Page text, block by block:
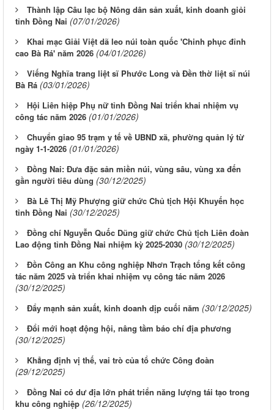
Thành lập Câu lạc bộ Nông dân sản xuất, kinh doanh giỏi
tỉnh Đồng Nai (07/01/2026)
Khai mạc Giải Việt dã leo núi toàn quốc 'Chinh phục đỉnh
cao Bà Rá' năm 2026 (04/01/2026)
Viếng Nghĩa trang liệt sĩ Phước Long và Đền thờ liệt sĩ núi
Bà Rá (03/01/2026)
Hội Liên hiệp Phụ nữ tỉnh Đồng Nai triển khai nhiệm vụ
công tác năm 2026 (01/01/2026)
Chuyển giao 95 trạm y tế về UBND xã, phường quản lý từ
ngày 1-1-2026 (01/01/2026)
Đồng Nai: Đưa đặc sản miền núi, vùng sâu, vùng xa đến
gần người tiêu dùng (30/12/2025)
Bà Lê Thị Mỹ Phượng giữ chức Chủ tịch Hội Khuyến học
tỉnh Đồng Nai (30/12/2025)
Đồng chí Nguyễn Quốc Dũng giữ chức Chủ tịch Liên đoàn
Lao động tỉnh Đồng Nai nhiệm kỳ 2025-2030 (30/12/2025)
Đồn Công an Khu công nghiệp Nhơn Trạch tổng kết công
tác năm 2025 và triển khai nhiệm vụ công tác năm 2026
(30/12/2025)
Đẩy mạnh sản xuất, kinh doanh dịp cuối năm (30/12/2025)
Đổi mới hoạt động hội, nâng tầm báo chí địa phương
(30/12/2025)
Khẳng định vị thế, vai trò của tổ chức Công đoàn
(29/12/2025)
Đồng Nai có dư địa lớn phát triển năng lượng tái tạo trong
khu công nghiệp (26/12/2025)